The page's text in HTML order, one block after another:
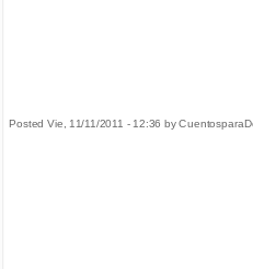
Posted Vie, 11/11/2011 - 12:36 by